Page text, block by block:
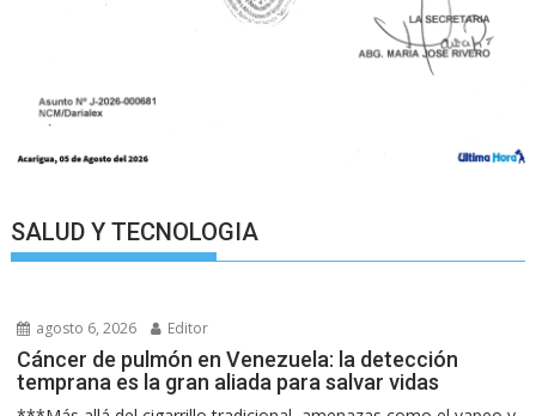
SALUD Y TECNOLOGIA
agosto 6, 2026 Editor
Cáncer de pulmón en Venezuela: la detección
temprana es la gran aliada para salvar vidas